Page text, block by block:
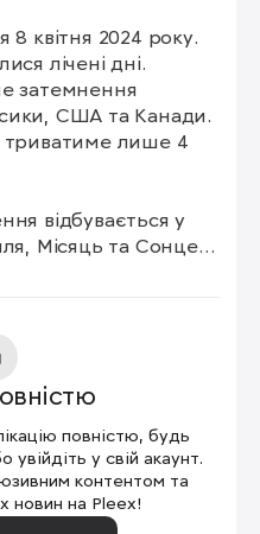
8 квітня 2024 року.
лічені дні.
затемнення
США та Канади.
триватиме лише 4
відбувається у
Місяць та Сонце
Місяця у вигляді
із території
затемнення 8
часткове. Проте
повністю, будь
у свій акаунт.
контентом та
новин на Pleex!